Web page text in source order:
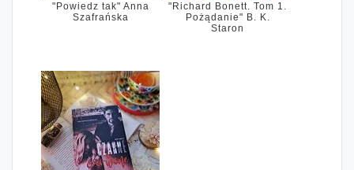
"Powiedz tak" Anna
Szafrańska
"Richard Bonett. Tom 1.
Pożądanie" B. K.
Staron